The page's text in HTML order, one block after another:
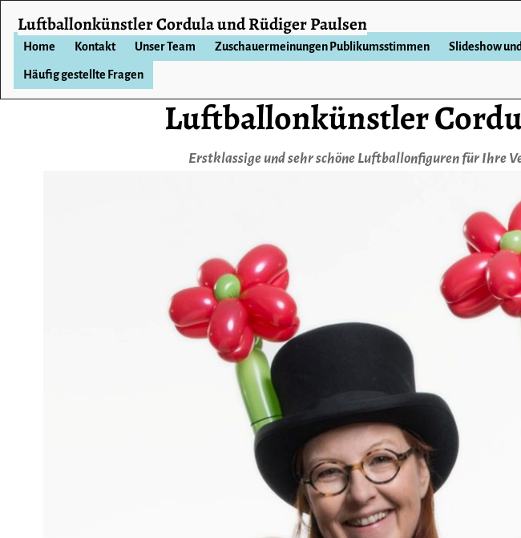
Luftballonkünstler
Erstklassige und sehr schöne Luftballonfiguren für Ihre
Luftballonkünstler Cordula und Rüdiger Paulsen
Home Kontakt Unser Team Zuschauermeinungen Publikumsstimmen Slideshow
Häufig gestellte Fragen